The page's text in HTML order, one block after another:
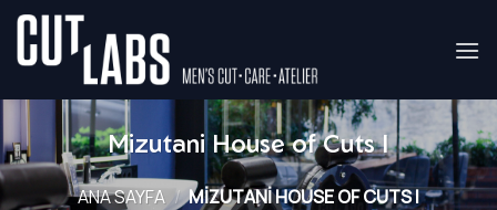
İçeriğe
Mizutani House of Cuts I
ANA SAYFA / MIZUTANI HOUSE OF CUTS I